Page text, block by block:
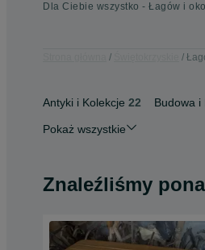
Dla Ciebie wszystko - Łagów i
Antyki i Kolekcje 22 Budowa i
Pokaż wszystkie
Znaleźliśmy